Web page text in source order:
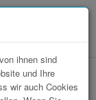
ihnen sind
und Ihre
wir auch Cookies